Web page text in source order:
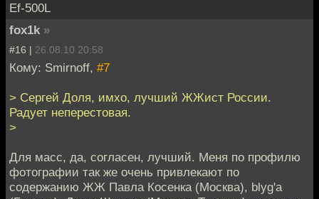
Ef-500L
fox1k »
#16 | 26.08.10 20:58
Кому: Smirnoff, #7
> Сергей Доля, имхо, лучший ЖЖист России.
Радует неперестовая.
>
Для масс, да, согласен, лучший. Меня по профилю
фотографии так же очень привлекают по
содержанию ЖЖ Павла Косенка (Москва), blyg'a